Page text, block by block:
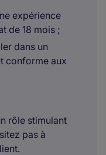
expérience
de 18 mois ;
dans un
conforme aux
rôle stimulant
pas à